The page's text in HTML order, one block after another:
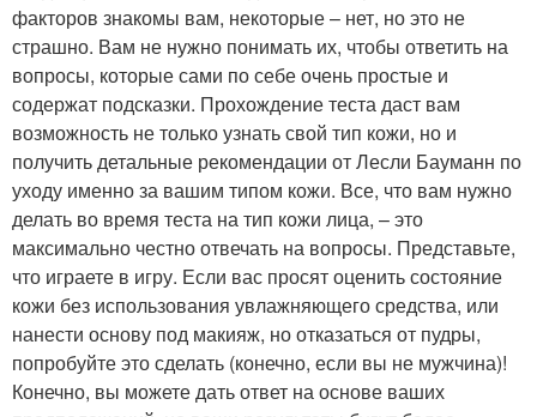
факторов знакомы вам, некоторые – нет, но это не
страшно. Вам не нужно понимать их, чтобы ответить на
вопросы, которые сами по себе очень простые и
содержат подсказки. Прохождение теста даст вам
возможность не только узнать свой тип кожи, но и
получить детальные рекомендации от Лесли Бауманн по
уходу именно за вашим типом кожи. Все, что вам нужно
делать во время теста на тип кожи лица, – это
максимально честно отвечать на вопросы. Представьте,
что играете в игру. Если вас просят оценить состояние
кожи без использования увлажняющего средства, или
нанести основу под макияж, но отказаться от пудры,
попробуйте это сделать (конечно, если вы не мужчина)!
Конечно, вы можете дать ответ на основе ваших